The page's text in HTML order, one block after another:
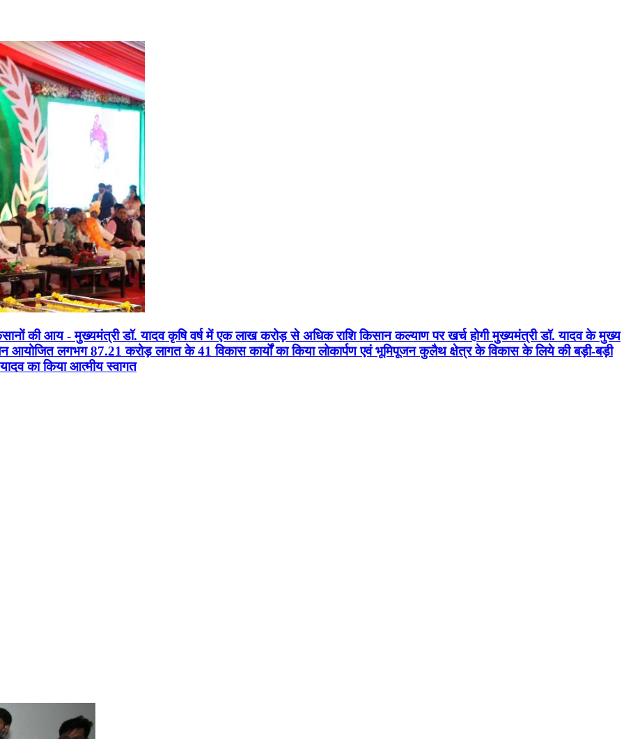
की आय - मुख्यमंत्री डॉ. यादव कृषि वर्ष में एक लाख करोड़ से अधिक राशि किसान कल्याण पर खर्च होगी मुख्यमंत्री डॉ. यादव के मुख्य
लगभग 87.21 करोड़ लागत के 41 विकास कार्यों का किया लोकार्पण एवं भूमिपूजन कुलैथ क्षेत्र के विकास के लिये की बड़ी-बड़ी
का किया आत्मीय स्वागत